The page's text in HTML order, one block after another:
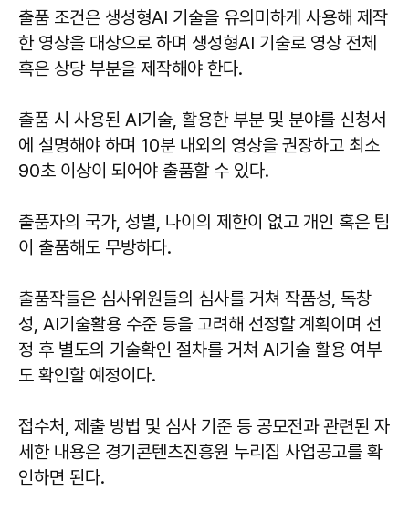
출품 조건은 생성형AI 기술을 유의미하게 사용해 제작
한 영상을 대상으로 하며 생성형AI 기술로 영상 전체
혹은 상당 부분을 제작해야 한다.
출품 시 사용된 AI기술, 활용한 부분 및 분야를 신청서
에 설명해야 하며 10분 내외의 영상을 권장하고 최소
90초 이상이 되어야 출품할 수 있다.
출품자의 국가, 성별, 나이의 제한이 없고 개인 혹은 팀
이 출품해도 무방하다.
출품작들은 심사위원들의 심사를 거쳐 작품성, 독창
성, AI기술활용 수준 등을 고려해 선정할 계획이며 선
정 후 별도의 기술확인 절차를 거쳐 AI기술 활용 여부
도 확인할 예정이다.
접수처, 제출 방법 및 심사 기준 등 공모전과 관련된 자
세한 내용은 경기콘텐츠진흥원 누리집 사업공고를 확
인하면 된다.